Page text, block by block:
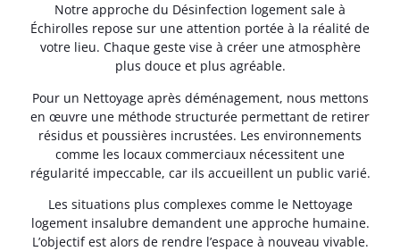
Notre approche du Désinfection logement sale à
Échirolles repose sur une attention portée à la réalité de
votre lieu. Chaque geste vise à créer une atmosphère
plus douce et plus agréable.
Pour un Nettoyage après déménagement, nous mettons
en œuvre une méthode structurée permettant de retirer
résidus et poussières incrustées. Les environnements
comme les locaux commerciaux nécessitent une
régularité impeccable, car ils accueillent un public varié.
Les situations plus complexes comme le Nettoyage
logement insalubre demandent une approche humaine.
L’objectif est alors de rendre l’espace à nouveau vivable.